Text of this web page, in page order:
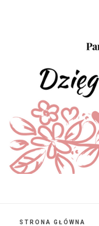
STRONA GŁÓWNA